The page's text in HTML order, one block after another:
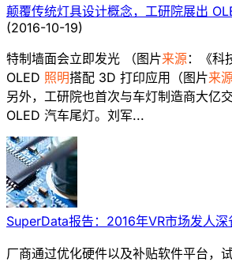
颠覆传统灯具设计概念，工研院展出
(2016-10-19)
特制墙面会立即发光 （图片来源：《科
OLED 照明搭配 3D 打印应用（图片来
另外，工研院也首次与车灯制造商大亿
OLED 汽车尾灯。刘军...
SuperData报告：2016年VR市场发人深
厂商通过优化硬件以及补贴软件平台，